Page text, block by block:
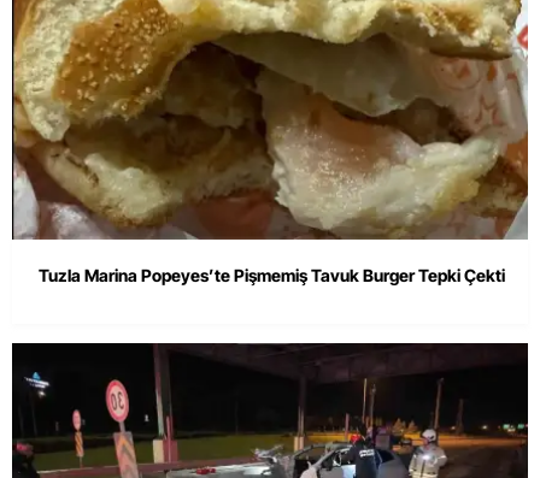
Tuzla Marina Popeyes’te Pişmemiş Tavuk Burger Tepki Çekti